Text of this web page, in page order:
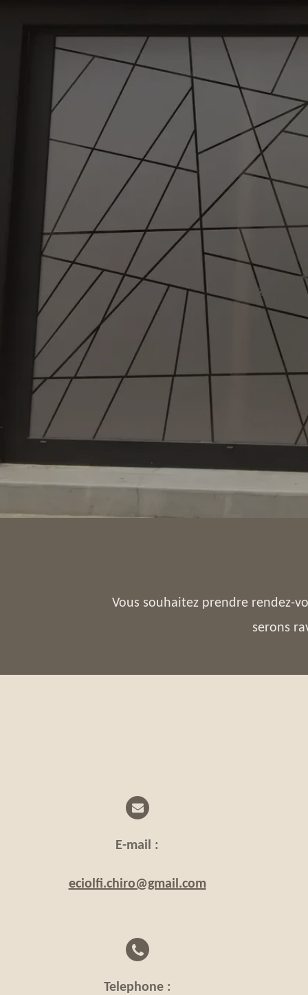
Vous souhaitez prendre rendez-
serons
E-mail :
eciolfi.chiro@gmail.com
Telephone :